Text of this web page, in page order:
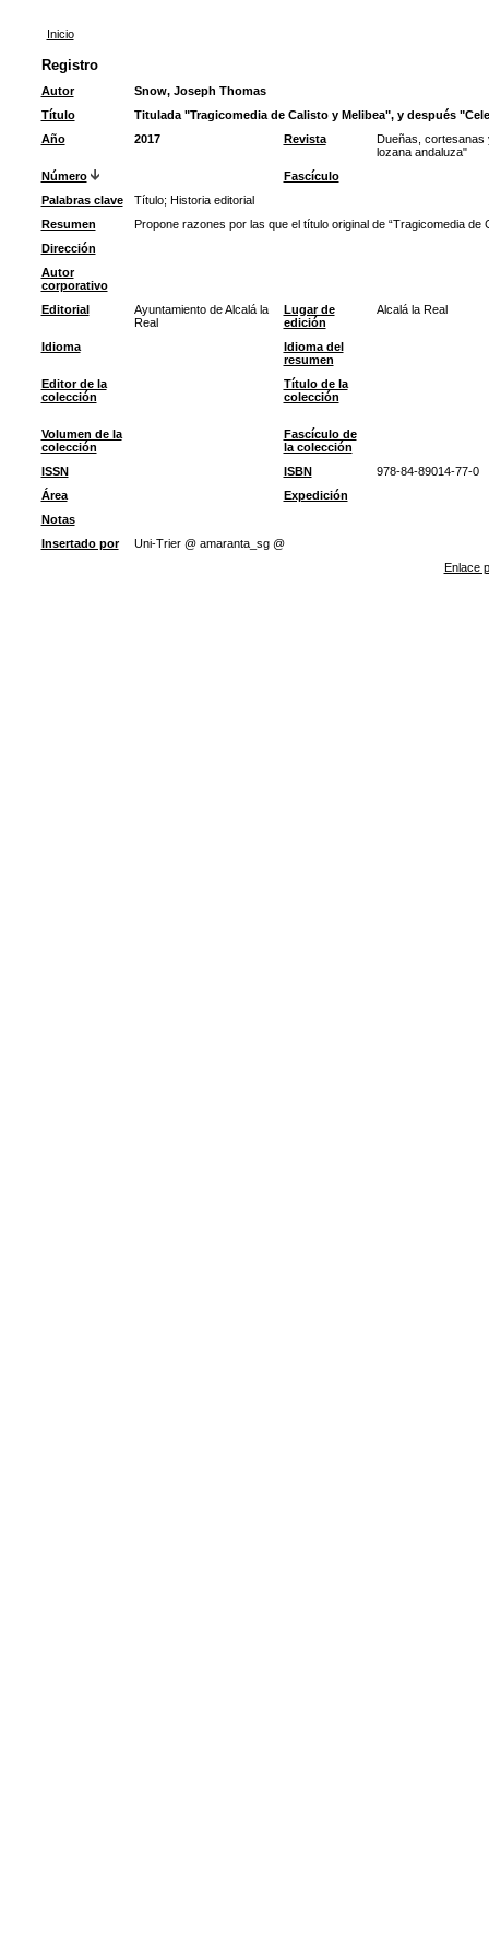
Inicio
Registro
Autor
Snow, Joseph Thomas
Título
Titulada "Tragicomedia de Calisto y Melibea", y después
Año
2017 Revista
Dueñas, cortesanas
lozana andaluza"
Número
Fascículo
Palabras clave
Título; Historia editorial
Resumen
Propone razones por las que el título original de “Tragicomedia de
Dirección
Autor
corporativo
Editorial
Ayuntamiento de Alcalá la
Real
Lugar de
edición
Alcalá la Real
Idioma
Idioma del
resumen
Editor de la
colección
Título de la
colección
Volumen de la
colección
Fascículo de
la colección
ISSN
ISBN
978-84-89014-77-0
Área
Expedición
Notas
Insertado por
Uni-Trier @ amaranta_sg @
Enlace